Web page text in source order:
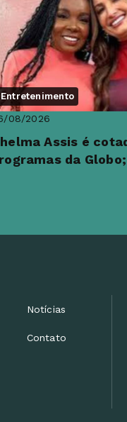
Entretenimento
08/2026
Assis é
da
Notícias
Contato